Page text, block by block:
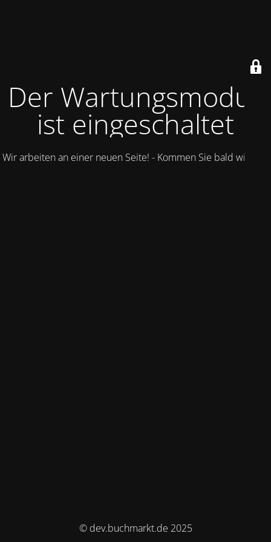
Der Wartungsmodus
ist eingeschaltet
Wir arbeiten an einer neuen Seite! - Kommen Sie bald wieder.
© dev.buchmarkt.de 2025